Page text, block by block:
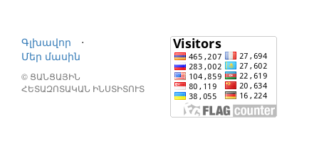
Գլխավոր
⋅
Մեր մասին
© ՑԱՆՑԱՅԻՆ
ՀԵՏԱԶՈՏԱԿԱՆ ԻՆՍՏԻՏՈՒՏ